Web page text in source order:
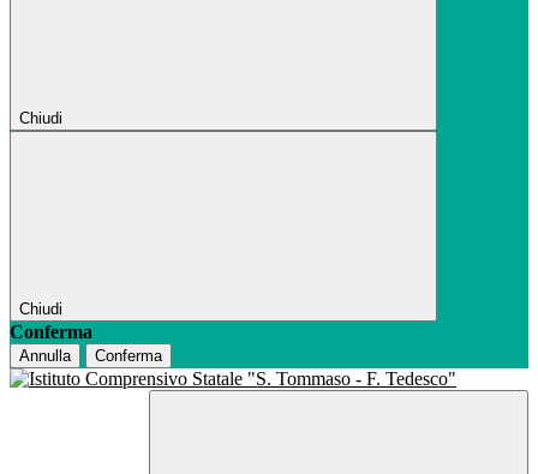
Chiudi
Chiudi
Conferma
Annulla Conferma